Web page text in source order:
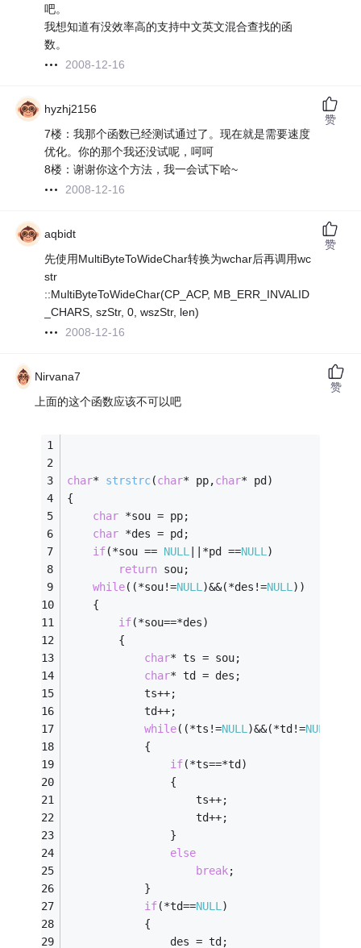
吧。
我想知道有没效率高的支持中文英文混合查找的函
数。
2008-12-16
hyzhj2156
7楼：我那个函数已经测试通过了。现在就是需要速度
优化。你的那个我还没试呢，呵呵
8楼：谢谢你这个方法，我一会试下哈~
2008-12-16
赞
aqbidt
先使用MultiByteToWideChar转换为wchar后再调用wc
str
::MultiByteToWideChar(CP_ACP, MB_ERR_INVALID
_CHARS, szStr, 0, wszStr, len)
2008-12-16
赞
Nirvana7
上面的这个函数应该不可以吧
char* strstrc(char* pp,char* pd)
{
char *sou = pp;
char *des = pd;
if(*sou == NULL ||*pd ==NULL)
return sou;
while((*sou!=NULL)&&(*des!=NULL))
	{
if(*sou==*des)
		{
char* ts = sou;
char* td = des;
			ts++;
			td++;
while((*ts!=NULL)&&(*td!=NULL
			{
if(*ts==*td)
				{
					ts++;
					td++;
				}
else
break;
			}
if(*td==NULL)
			{
				des = td;
赞